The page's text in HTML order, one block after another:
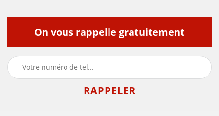
On vous rappelle gratuitement